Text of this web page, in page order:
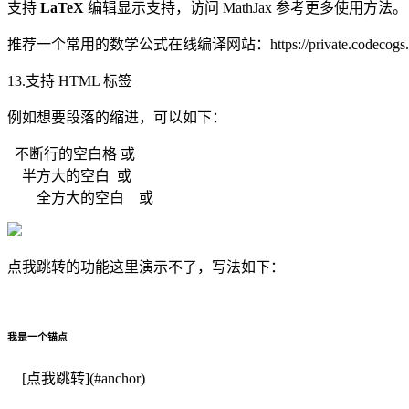
支持 LaTeX 编辑显示支持，访问 MathJax 参考更多使用方法。
推荐一个常用的数学公式在线编译网站：https://
13.支持 HTML 标签
例如想要段落的缩进，可以如下：
不断行的空白格 或
半方大的空白 或
全方大的空白 或
点我跳转的功能这里演示不了，写法如下：
我是一个锚点
[点我跳转](#anchor)